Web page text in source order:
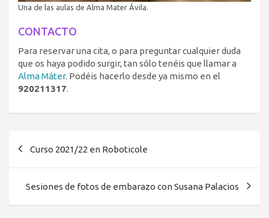
Una de las aulas de Alma Mater Ávila.
CONTACTO
Para reservar una cita, o para preguntar cualquier duda
que os haya podido surgir, tan sólo tenéis que llamar a
Alma Máter. Podéis hacerlo desde ya mismo en el
920211317.
entradas
Curso 2021/22 en Roboticole
Sesiones de fotos de embarazo con Susana Palacios